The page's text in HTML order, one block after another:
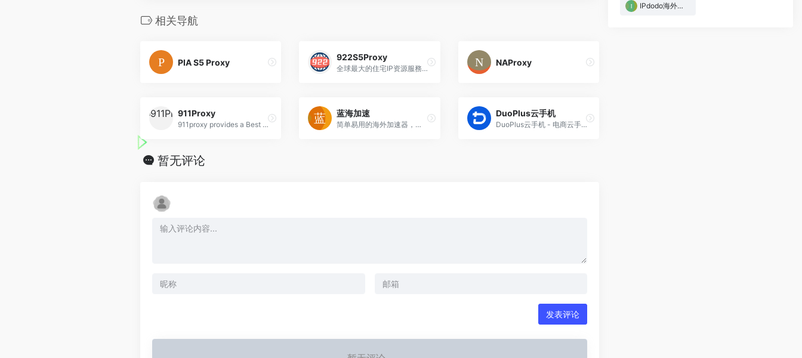
相关导航
PIA S5 Proxy
922S5Proxy
全球最大的住宅IP资源服務商，100%可用一9922S5代理
NAProxy
911Proxy
911proxy provides a Best Residential Proxies with more than 72M IP pools with high anonymity and breaks through IP limits.
蓝海加速
简单易用的海外加速器，全球节点稳定覆盖！
DuoPlus云手机
DuoPlus云手机 - 电商云手机_高仿真云手机_ARM芯片云控手机
暂无评论
发表评论
IPdodo海外代理